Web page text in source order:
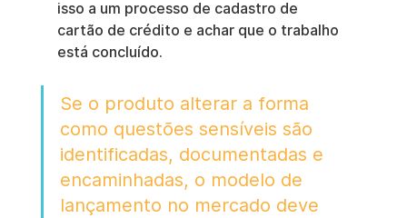
isso a um processo de cadastro de
cartão de crédito e achar que o trabalho
está concluído.
Se o produto alterar a forma
como questões sensíveis são
identificadas, documentadas e
encaminhadas, o modelo de
lançamento no mercado deve